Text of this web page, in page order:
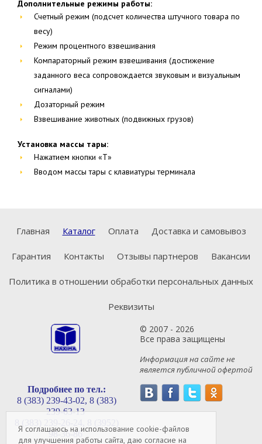
Я соглашаюсь на использование cookie-файлов
для улучшения работы сайта, даю согласие на
Дополнительные режимы работы:
Счетный режим (подсчет количества штучного товара по
весу)
Режим процентного взвешивания
Компараторный режим взвешивания (достижение
заданного веса сопровождается звуковым и визуальным
сигналами)
Дозаторный режим
Взвешивание животных (подвижных грузов)
Установка массы тары:
Нажатием кнопки «T»
Вводом массы тары с клавиатуры терминала
Главная Каталог Оплата Доставка и самовывоз
Гарантия Контакты Отзывы партнеров Вакансии
Политика в отношении обработки персональных данных
Реквизиты
© 2007 - 2026
Все права защищены
Информация на сайте не
является публичной офертой
Подробнее по тел.:
8 (383) 239-43-02, 8 (383)
239-63-13
98-36-86